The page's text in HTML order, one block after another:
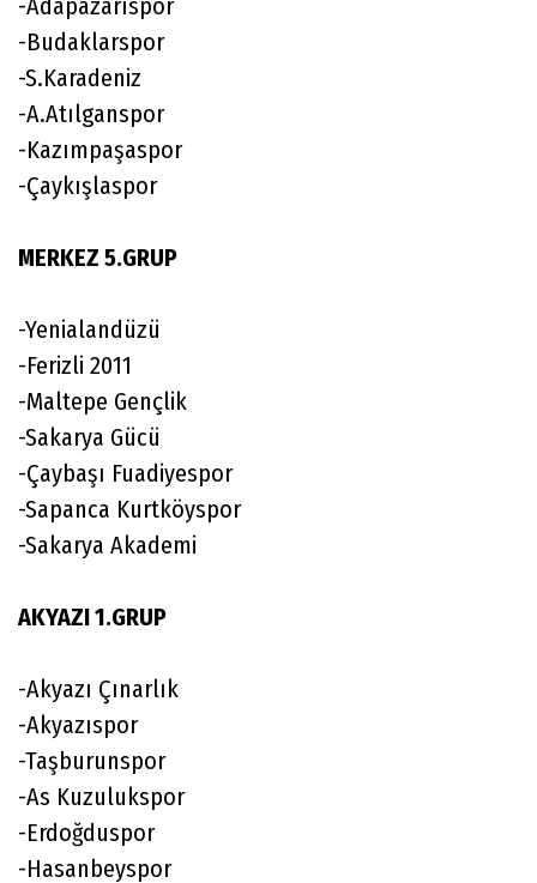
-Budaklarspor
-S.Karadeniz
-A.Atılganspor
-Kazımpaşaspor
-Çaykışlaspor
MERKEZ 5.GRUP
-Yenialandüzü
-Ferizli 2011
-Maltepe Gençlik
-Sakarya Gücü
-Çaybaşı Fuadiyespor
-Sapanca Kurtköyspor
-Sakarya Akademi
AKYAZI 1.GRUP
-Akyazı Çınarlık
-Akyazıspor
-Taşburunspor
-As Kuzulukspor
-Erdoğduspor
-Hasanbeyspor